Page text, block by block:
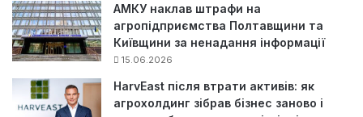
АМКУ наклав штрафи на
агропідприємства Полтавщини та
Київщини за ненадання інформації
15.06.2026
HarvEast після втрати активів: як
агрохолдинг зібрав бізнес заново і